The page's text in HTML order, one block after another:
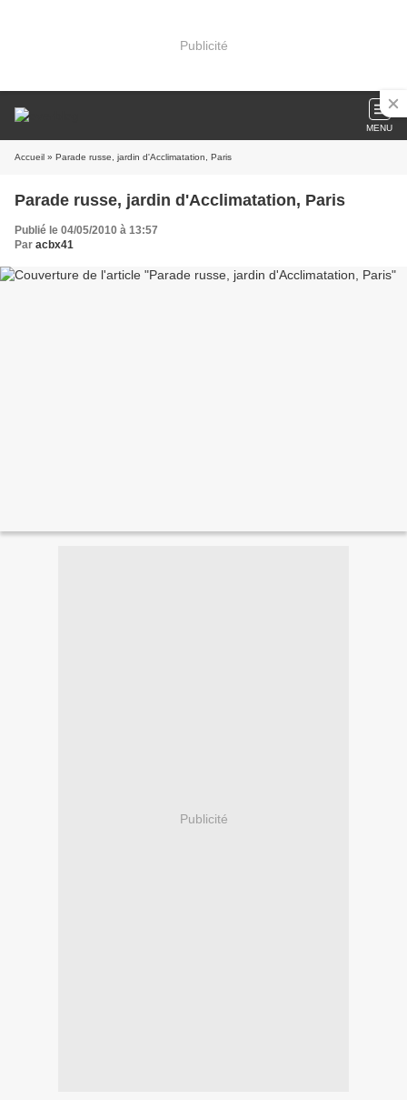
Publicité
MENU
Accueil » Parade russe, jardin d'Acclimatation, Paris
Parade russe, jardin d'Acclimatation, Paris
Publié le 04/05/2010 à 13:57
Par acbx41
Publicité